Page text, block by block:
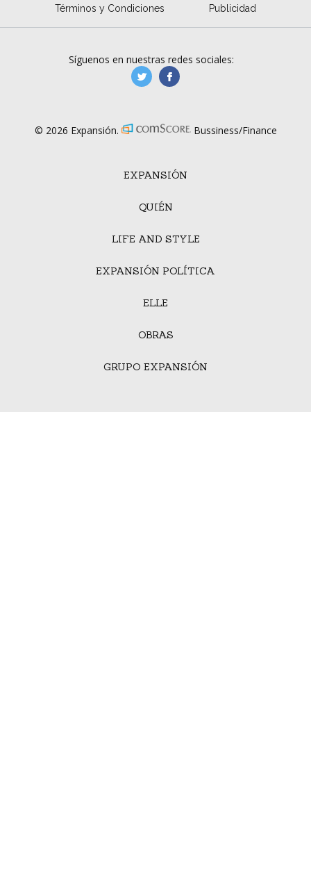
Términos y Condiciones Publicidad
EXPANSIÓN
QUIÉN
LIFE AND STYLE
EXPANSIÓN POLÍTICA
ELLE
OBRAS
GRUPO EXPANSIÓN
Síguenos en nuestras redes sociales:
manufacturaGE
© 2026 Expansión. Bussiness/Finance